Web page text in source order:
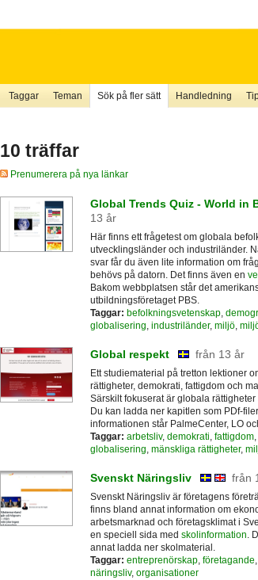
Taggar Teman Sök på fler sätt Handledning
10 träffar
Prenumerera på nya länkar
Global Trends Quiz - World in
13 år
Här finns ett frågetest om globala
utvecklingsländer och industriländer.
svar får du även lite information om
behövs på datorn. Det finns även en
Bakom webbplatsen står det
utbildningsföretaget PBS.
Taggar: befolkningsvetenskap,
globalisering industriländer, miljö,
Global respekt från 13 år
Ett studiematerial på tretton lektioner
rättigheter, demokrati, fattigdom och
Särskilt fokuserat är globala
Du kan ladda ner kapitlen som PDf-
informationen står PalmeCenter, LO
Taggar: arbetsliv, demokrati, fattigdom,
globalisering, mänskliga rättigheter,
Svenskt Näringsliv från
Svenskt Näringsliv är företagens
finns bland annat information om
arbetsmarknad och företagsklimat i
en speciell sida med skolinformation.
annat ladda ner skolmaterial.
Taggar: entreprenörskap, företagande,
näringsliv, organisationer